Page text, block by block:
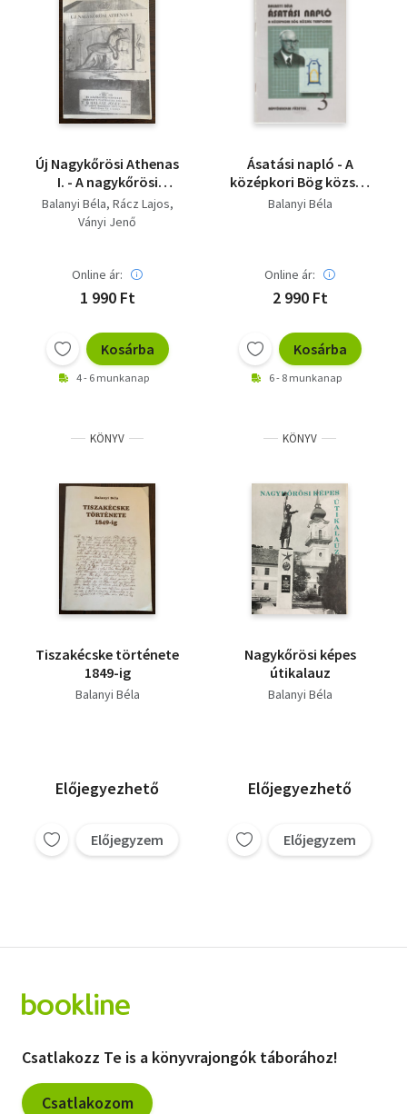
Természettudomány
Történelem
Új Nagykőrösi Athenas
I. - A nagykőrösi
temetőkben nyugvó
híres emberek
Balanyi Béla Rácz Lajos
Ványi Jenő
Online ár:
1 990 Ft
Kosárba
4 - 6 munkanap
Ásatási napló - A
középkori Bög község
templomai
Balanyi Béla
Online ár:
2 990 Ft
Kosárba
6 - 8 munkanap
KÖNYV
Tiszakécske története
1849-ig
Balanyi Béla
Előjegyezhető
Előjegyzem
KÖNYV
Nagykőrösi képes
útikalauz
Balanyi Béla
Előjegyezhető
Előjegyzem
Csatlakozz Te is a könyvrajongók táborához!
Csatlakozom